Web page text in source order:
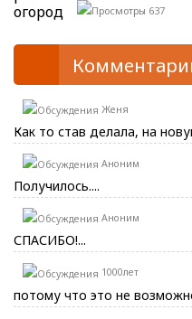
637
Женя
Как то став делала, на
Аноним
Получилось....
Аноним
СПАСИБО!...
1000лет
потому что это не